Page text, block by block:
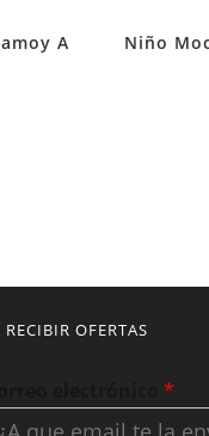
A
Niño
RECIBIR OFERTAS
*